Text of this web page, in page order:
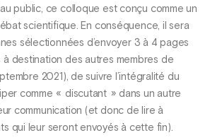
public, ce colloque est conçu comme un
scientifique. En conséquence, il sera
sélectionnées d’envoyer 3 à 4 pages
à destination des autres membres de
2021), de suivre l’intégralité du
comme « discutant » dans un autre
communication (et donc de lire à
qui leur seront envoyés à cette fin).